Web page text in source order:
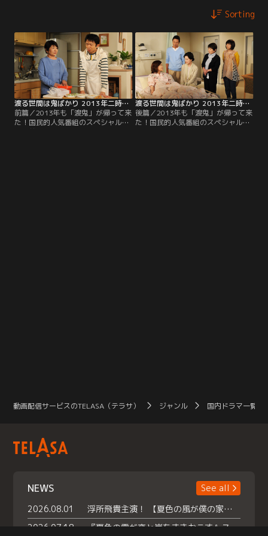
Sorting
渡る世間は鬼ばかり 2013年二時間スペシャル（橋田壽賀子ドラマ） 第01話
前篇／2013年も「渡鬼」が帰って来
た！国民的人気番組のスペシャル
版・前篇。出演は宇津井健、長山藍
渡る世間は鬼ばかり 2013年二時間スペシャル（橋田壽賀子ドラマ） 第02話（最終話）
後篇／2013年も「渡鬼」が帰って来
た！国民的人気番組のスペシャル
動画配信サービスのTELASA（テラサ） ジャンル 国内ドラマ一覧（
NEWS
See all
2026.08.01
浮所飛貴主演！ 【夏色の風が僕の家にやってきた】 本日よりテラサで独占配信スタート！
2026.07.18
『夏色の雲が恋と嵐をまきおこす』スペシャルメイキング 【Part1】2026年７月18日（土）23時30分～配信スタート！話題のシーンの裏側を大公開！豪華キャスト大集合！ 『武宮家 真夏の家族会議』開催！